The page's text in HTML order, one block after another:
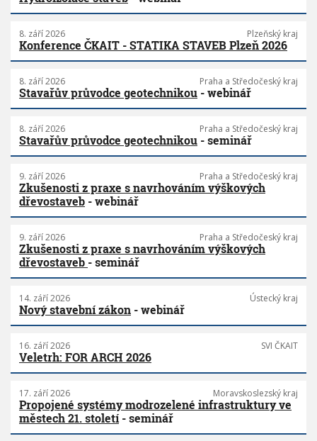
8. září 2026 Plzeňský kraj
Konference ČKAIT - STATIKA STAVEB Plzeň 2026
8. září 2026 Praha a Středočeský kraj
Stavařův průvodce geotechnikou - webinář
8. září 2026 Praha a Středočeský kraj
Stavařův průvodce geotechnikou - seminář
9. září 2026 Praha a Středočeský kraj
Zkušenosti z praxe s navrhováním výškových
dřevostaveb - webinář
9. září 2026 Praha a Středočeský kraj
Zkušenosti z praxe s navrhováním výškových
dřevostaveb - seminář
14. září 2026 Ústecký kraj
Nový stavební zákon - webinář
16. září 2026 SVI ČKAIT
Veletrh: FOR ARCH 2026
17. září 2026 Moravskoslezský kraj
Propojené systémy modrozelené infrastruktury ve
městech 21. století- seminář